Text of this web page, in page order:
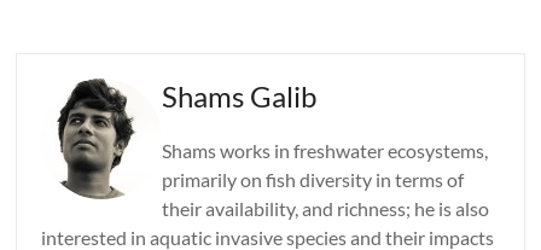
Shams Galib
Shams works in freshwater ecosystems,
primarily on fish diversity in terms of
their availability, and richness; he is also
interested in aquatic invasive species and their impacts